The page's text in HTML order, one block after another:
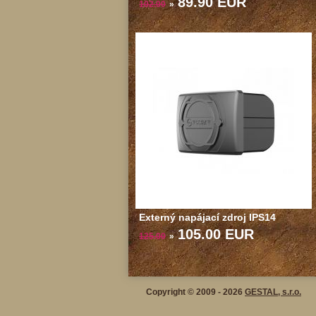
102.00 »
Externý napájací zdroj IPS14
125.00 » 105.00 EUR
Copyright © 2009 - 2026 GESTAL, s.r.o.